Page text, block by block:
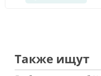
Также ищут